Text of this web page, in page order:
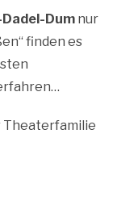
Dumnur
finden es
Theaterfamilie